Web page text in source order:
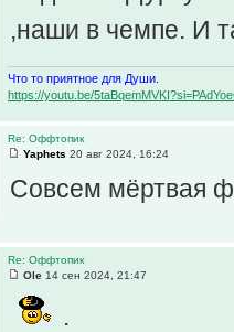
,наши в чемпе. И
Что то приятное для Души.
https://youtu.be/
Re: Оффтопик
Yaphets 20 авг 2024, 16:24
Совсем мёртвая
Re: Оффтопик
Ole 14 сен 2024, 21:47
.